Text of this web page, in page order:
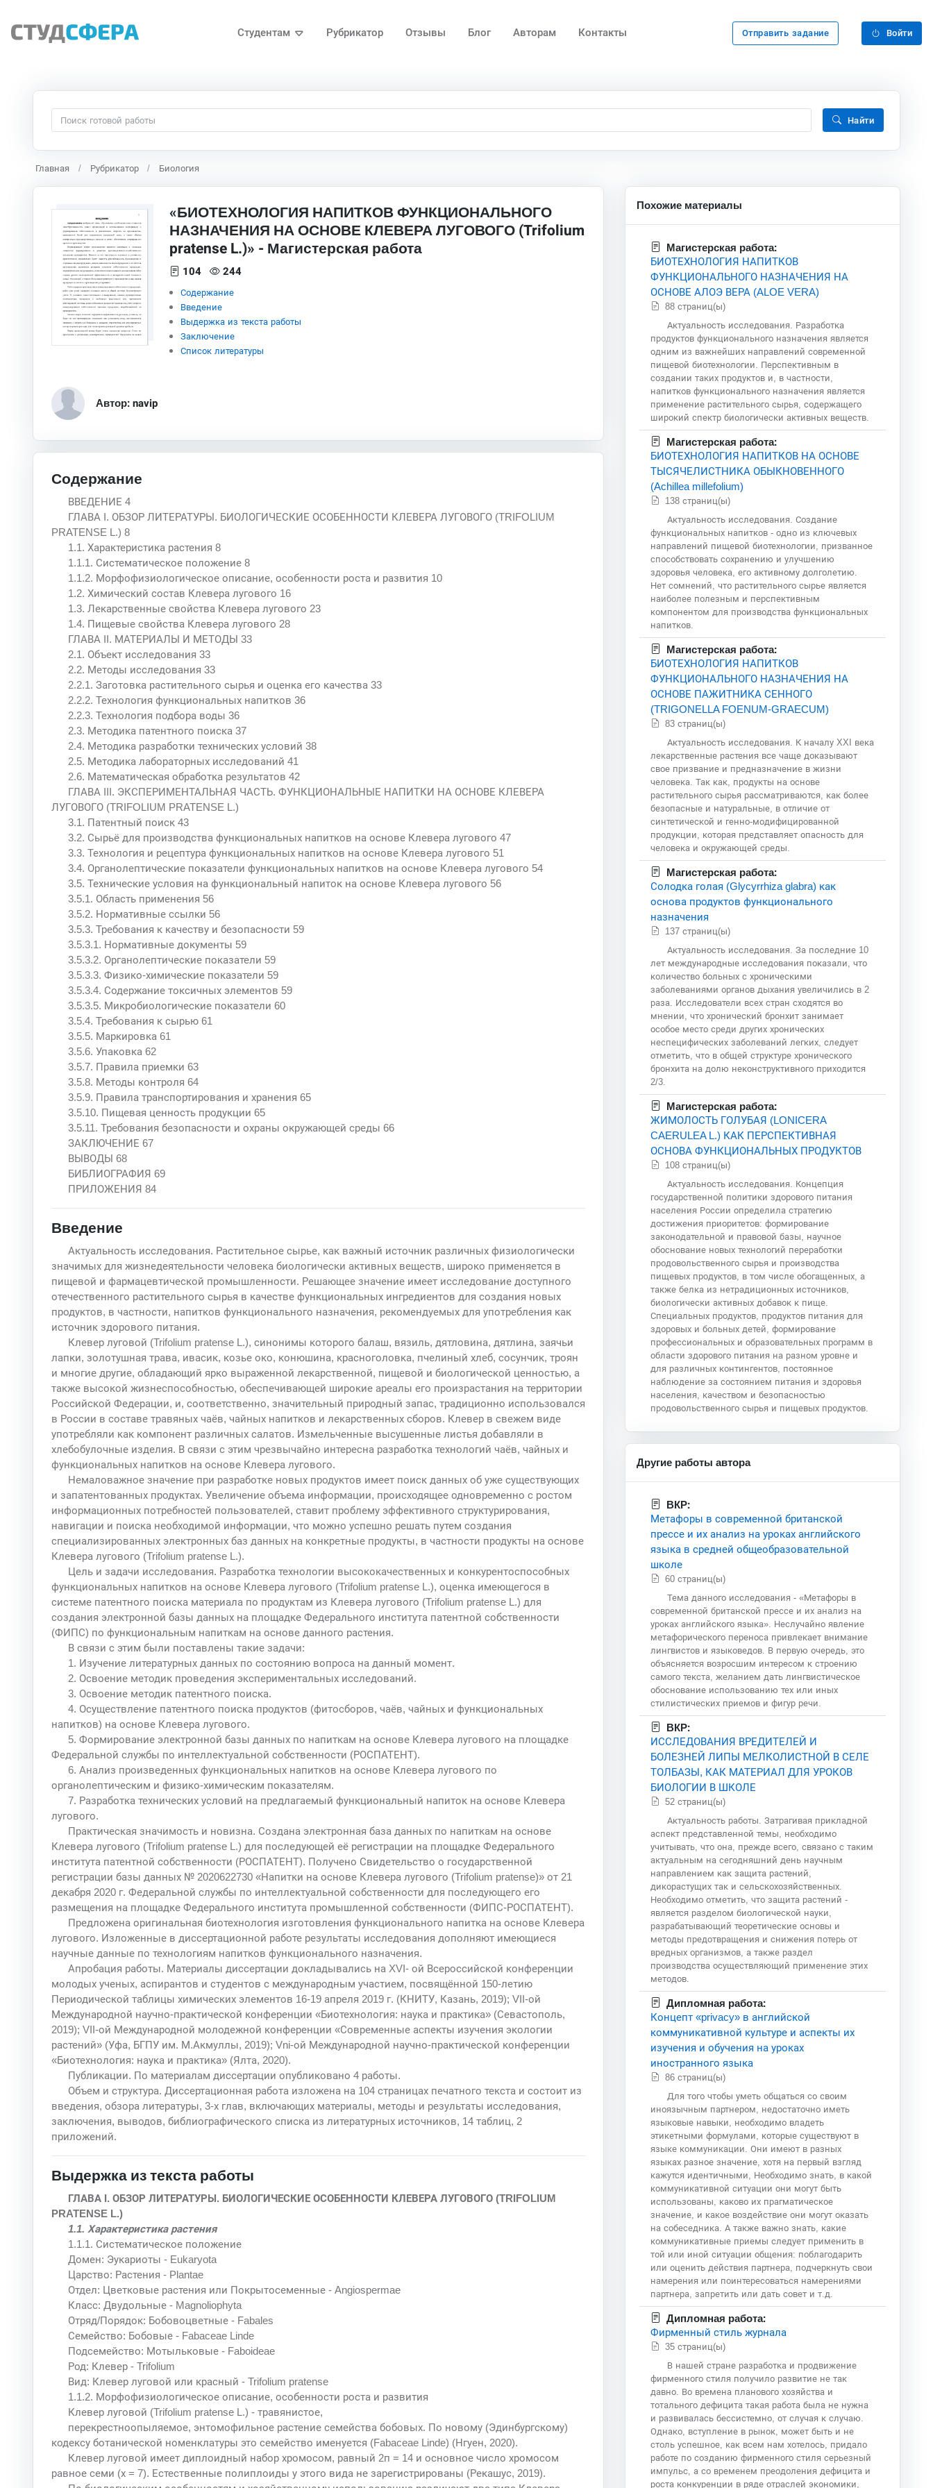
Студентам Рубрикатор Отзывы Блог Авторам Контакты Отправить задание Войти
Найти
Главная Рубрикатор Биология
«БИОТЕХНОЛОГИЯ НАПИТКОВ ФУНКЦИОНАЛЬНОГО
НАЗНАЧЕНИЯ НА ОСНОВЕ КЛЕВЕРА ЛУГОВОГО (Trifolium
pratense L.)» - Магистерская работа
104 244
Содержание
Введение
Выдержка из текста работы
Заключение
Список литературы
Автор: navip
Содержание
ВВЕДЕНИЕ 4
ГЛАВА I. ОБЗОР ЛИТЕРАТУРЫ. БИОЛОГИЧЕСКИЕ ОСОБЕННОСТИ КЛЕВЕРА ЛУГОВОГО (TRIFOLIUM
PRATENSE L.) 8
1.1. Характеристика растения 8
1.1.1. Систематическое положение 8
1.1.2. Морфофизиологическое описание, особенности роста и развития 10
1.2. Химический состав Клевера лугового 16
1.3. Лекарственные свойства Клевера лугового 23
1.4. Пищевые свойства Клевера лугового 28
ГЛАВА II. МАТЕРИАЛЫ И МЕТОДЫ 33
2.1. Объект исследования 33
2.2. Методы исследования 33
2.2.1. Заготовка растительного сырья и оценка его качества 33
2.2.2. Технология функциональных напитков 36
2.2.3. Технология подбора воды 36
2.3. Методика патентного поиска 37
2.4. Методика разработки технических условий 38
2.5. Методика лабораторных исследований 41
2.6. Математическая обработка результатов 42
ГЛАВА III. ЭКСПЕРИМЕНТАЛЬНАЯ ЧАСТЬ. ФУНКЦИОНАЛЬНЫЕ НАПИТКИ НА ОСНОВЕ КЛЕВЕРА
ЛУГОВОГО (TRIFOLIUM PRATENSE L.)
3.1. Патентный поиск 43
3.2. Сырьё для производства функциональных напитков на основе Клевера лугового 47
3.3. Технология и рецептура функциональных напитков на основе Клевера лугового 51
3.4. Органолептические показатели функциональных напитков на основе Клевера лугового 54
3.5. Технические условия на функциональный напиток на основе Клевера лугового 56
3.5.1. Область применения 56
3.5.2. Нормативные ссылки 56
3.5.3. Требования к качеству и безопасности 59
3.5.3.1. Нормативные документы 59
3.5.3.2. Органолептические показатели 59
3.5.3.3. Физико-химические показатели 59
3.5.3.4. Содержание токсичных элементов 59
3.5.3.5. Микробиологические показатели 60
3.5.4. Требования к сырью 61
3.5.5. Маркировка 61
3.5.6. Упаковка 62
3.5.7. Правила приемки 63
3.5.8. Методы контроля 64
3.5.9. Правила транспортирования и хранения 65
3.5.10. Пищевая ценность продукции 65
3.5.11. Требования безопасности и охраны окружающей среды 66
ЗАКЛЮЧЕНИЕ 67
ВЫВОДЫ 68
БИБЛИОГРАФИЯ 69
ПРИЛОЖЕНИЯ 84
Введение
Актуальность исследования. Растительное сырье, как важный источник различных физиологически
значимых для жизнедеятельности человека биологически активных веществ, широко применяется в
пищевой и фармацевтической промышленности. Решающее значение имеет исследование доступного
отечественного растительного сырья в качестве функциональных ингредиентов для создания новых
продуктов, в частности, напитков функционального назначения, рекомендуемых для употребления как
источник здорового питания.
Клевер луговой (Trifolium pratense L.), синонимы которого балаш, вязиль, дятловина, дятлина, заячьи
лапки, золотушная трава, ивасик, козье око, конюшина, красноголовка, пчелиный хлеб, сосунчик, троян
и многие другие, обладающий ярко выраженной лекарственной, пищевой и биологической ценностью, а
также высокой жизнеспособностью, обеспечивающей широкие ареалы его произрастания на территории
Российской Федерации, и, соответственно, значительный природный запас, традиционно использовался
в России в составе травяных чаёв, чайных напитков и лекарственных сборов. Клевер в свежем виде
употребляли как компонент различных салатов. Измельченные высушенные листья добавляли в
хлебобулочные изделия. В связи с этим чрезвычайно интересна разработка технологий чаёв, чайных и
функциональных напитков на основе Клевера лугового.
Немаловажное значение при разработке новых продуктов имеет поиск данных об уже существующих
и запатентованных продуктах. Увеличение объема информации, происходящее одновременно с ростом
информационных потребностей пользователей, ставит проблему эффективного структурирования,
навигации и поиска необходимой информации, что можно успешно решать путем создания
специализированных электронных баз данных на конкретные продукты, в частности продукты на основе
Клевера лугового (Trifolium pratense L.).
Цель и задачи исследования. Разработка технологии высококачественных и конкурентоспособных
функциональных напитков на основе Клевера лугового (Trifolium pratense L.), оценка имеющегося в
системе патентного поиска материала по продуктам из Клевера лугового (Trifolium pratense L.) для
создания электронной базы данных на площадке Федерального института патентной собственности
(ФИПС) по функциональным напиткам на основе данного растения.
В связи с этим были поставлены такие задачи:
1. Изучение литературных данных по состоянию вопроса на данный момент.
2. Освоение методик проведения экспериментальных исследований.
3. Освоение методик патентного поиска.
4. Осуществление патентного поиска продуктов (фитосборов, чаёв, чайных и функциональных
напитков) на основе Клевера лугового.
5. Формирование электронной базы данных по напиткам на основе Клевера лугового на площадке
Федеральной службы по интеллектуальной собственности (РОСПАТЕНТ).
6. Анализ произведенных функциональных напитков на основе Клевера лугового по
органолептическим и физико-химическим показателям.
7. Разработка технических условий на предлагаемый функциональный напиток на основе Клевера
лугового.
Практическая значимость и новизна. Создана электронная база данных по напиткам на основе
Клевера лугового (Trifolium pratense L.) для последующей её регистрации на площадке Федерального
института патентной собственности (РОСПАТЕНТ). Получено Свидетельство о государственной
регистрации базы данных № 2020622730 «Напитки на основе Клевера лугового (Trifolium pratense)» от 21
декабря 2020 г. Федеральной службы по интеллектуальной собственности для последующего его
размещения на площадке Федерального института промышленной собственности (ФИПС-РОСПАТЕНТ).
Предложена оригинальная биотехнология изготовления функционального напитка на основе Клевера
лугового. Изложенные в диссертационной работе результаты исследования дополняют имеющиеся
научные данные по технологиям напитков функционального назначения.
Апробация работы. Материалы диссертации докладывались на XVI- ой Всероссийской конференции
молодых ученых, аспирантов и студентов с международным участием, посвящённой 150-летию
Периодической таблицы химических элементов 16-19 апреля 2019 г. (КНИТУ, Казань, 2019); VII-ой
Международной научно-практической конференции «Биотехнология: наука и практика» (Севастополь,
2019); VII-ой Международной молодежной конференции «Современные аспекты изучения экологии
растений» (Уфа, БГПУ им. М.Акмуллы, 2019); Vni-ой Международной научно-практической конференции
«Биотехнология: наука и практика» (Ялта, 2020).
Публикации. По материалам диссертации опубликовано 4 работы.
Объем и структура. Диссертационная работа изложена на 104 страницах печатного текста и состоит из
введения, обзора литературы, 3-х глав, включающих материалы, методы и результаты исследования,
заключения, выводов, библиографического списка из литературных источников, 14 таблиц, 2
приложений.
Выдержка из текста работы
ГЛАВА I. ОБЗОР ЛИТЕРАТУРЫ. БИОЛОГИЧЕСКИЕ ОСОБЕННОСТИ КЛЕВЕРА ЛУГОВОГО (TRIFOLIUM
PRATENSE L.)
1.1. Характеристика растения
1.1.1. Систематическое положение
Домен: Эукариоты - Eukaryota
Царство: Растения - Plantae
Отдел: Цветковые растения или Покрытосеменные - Angiospermae
Класс: Двудольные - Magnoliophyta
Отряд/Порядок: Бобовоцветные - Fabales
Семейство: Бобовые - Fabaceae Linde
Подсемейство: Мотыльковые - Faboideae
Род: Клевер - Trifolium
Вид: Клевер луговой или красный - Trifolium pratense
1.1.2. Морфофизиологическое описание, особенности роста и развития
Клевер луговой (Trifolium pratense L.) - травянистое,
перекрестноопыляемое, энтомофильное растение семейства бобовых. По новому (Эдинбургскому)
кодексу ботанической номенклатуры это семейство именуется (Fabaceae Linde) (Нгуен, 2020).
Клевер луговой имеет диплоидный набор хромосом, равный 2п = 14 и основное число хромосом
равное семи (х = 7). Естественные полиплоиды у этого вида не зарегистрированы (Рекашус, 2019).
Похожие материалы
Магистерская работа:
БИОТЕХНОЛОГИЯ НАПИТКОВ
ФУНКЦИОНАЛЬНОГО НАЗНАЧЕНИЯ НА
ОСНОВЕ АЛОЭ ВЕРА (ALOE VERA)
88 страниц(ы)
Актуальность исследования. Разработка
продуктов функционального назначения является
одним из важнейших направлений современной
пищевой биотехнологии. Перспективным в
создании таких продуктов и, в частности,
напитков функционального назначения является
применение растительного сырья, содержащего
широкий спектр биологически активных веществ.
Магистерская работа:
БИОТЕХНОЛОГИЯ НАПИТКОВ НА ОСНОВЕ
ТЫСЯЧЕЛИСТНИКА ОБЫКНОВЕННОГО
(Achillea millefolium)
138 страниц(ы)
Актуальность исследования. Создание
функциональных напитков - одно из ключевых
направлений пищевой биотехнологии, призванное
способствовать сохранению и улучшению
здоровья человека, его активному долголетию.
Нет сомнений, что растительного сырье является
наиболее полезным и перспективным
компонентом для производства функциональных
напитков.
Магистерская работа:
БИОТЕХНОЛОГИЯ НАПИТКОВ
ФУНКЦИОНАЛЬНОГО НАЗНАЧЕНИЯ НА
ОСНОВЕ ПАЖИТНИКА СЕННОГО
(TRIGONELLA FOENUM-GRAECUM)
83 страниц(ы)
Актуальность исследования. К началу XXI века
лекарственные растения все чаще доказывают
свое призвание и предназначение в жизни
человека. Так как, продукты на основе
растительного сырья рассматриваются, как более
безопасные и натуральные, в отличие от
синтетической и генно-модифицированной
продукции, которая представляет опасность для
человека и окружающей среды.
Магистерская работа:
Солодка голая (Glycyrrhiza glabra) как
основа продуктов функционального
назначения
137 страниц(ы)
Актуальность исследования. За последние 10
лет международные исследования показали, что
количество больных с хроническими
заболеваниями органов дыхания увеличились в 2
раза. Исследователи всех стран сходятся во
мнении, что хронический бронхит занимает
особое место среди других хронических
неспецифических заболеваний легких, следует
отметить, что в общей структуре хронического
бронхита на долю неконструктивного приходится
2/3.
Магистерская работа:
ЖИМОЛОСТЬ ГОЛУБАЯ (LONICERA
CAERULEA L.) КАК ПЕРСПЕКТИВНАЯ
ОСНОВА ФУНКЦИОНАЛЬНЫХ ПРОДУКТОВ
108 страниц(ы)
Актуальность исследования. Концепция
государственной политики здорового питания
населения России определила стратегию
достижения приоритетов: формирование
законодательной и правовой базы, научное
обоснование новых технологий переработки
продовольственного сырья и производства
пищевых продуктов, в том числе обогащенных, а
также белка из нетрадиционных источников,
биологически активных добавок к пище.
Специальных продуктов, продуктов питания для
здоровых и больных детей, формирование
профессиональных и образовательных программ в
области здорового питания на разном уровне и
для различных контингентов, постоянное
наблюдение за состоянием питания и здоровья
населения, качеством и безопасностью
продовольственного сырья и пищевых продуктов.
Другие работы автора
ВКР:
Метафоры в современной британской
прессе и их анализ на уроках английского
языка в средней общеобразовательной
школе
60 страниц(ы)
Тема данного исследования - «Метафоры в
современной британской прессе и их анализ на
уроках английского языка». Неслучайно явление
метафорического переноса привлекает внимание
лингвистов и языковедов. В первую очередь, это
объясняется возросшим интересом к строению
самого текста, желанием дать лингвистическое
обоснование использованию тех или иных
стилистических приемов и фигур речи.
ВКР:
ИССЛЕДОВАНИЯ ВРЕДИТЕЛЕЙ И
БОЛЕЗНЕЙ ЛИПЫ МЕЛКОЛИСТНОЙ В СЕЛЕ
ТОЛБАЗЫ, КАК МАТЕРИАЛ ДЛЯ УРОКОВ
БИОЛОГИИ В ШКОЛЕ
52 страниц(ы)
Актуальность работы. Затрагивая прикладной
аспект представленной темы, необходимо
учитывать, что она, прежде всего, связано с таким
актуальным на сегодняшний день научным
направлением как защита растений,
дикорастущих так и сельскохозяйственных.
Необходимо отметить, что защита растений -
является разделом биологической науки,
разрабатывающий теоретические основы и
методы предотвращения и снижения потерь от
вредных организмов, а также раздел
производства осуществляющий применение этих
методов.
Дипломная работа:
Концепт «privacy» в английской
коммуникативной культуре и аспекты их
изучения и обучения на уроках
иностранного языка
86 страниц(ы)
Для того чтобы уметь общаться со своим
иноязычным партнером, недостаточно иметь
языковые навыки, необходимо владеть
этикетными формулами, которые существуют в
языке коммуникации. Они имеют в разных
языках разное значение, хотя на первый взгляд
кажутся идентичными, Необходимо знать, в какой
коммуникативной ситуации они могут быть
использованы, каково их прагматическое
значение, и какое воздействие они могут оказать
на собеседника. А также важно знать, какие
коммуникативные приемы следует применить в
той или иной ситуации общения: поблагодарить
или оценить действия партнера, подчеркнуть свои
намерения или поинтересоваться намерениями
партнера, запретить или дать совет и т.д.
Дипломная работа:
Фирменный стиль журнала
35 страниц(ы)
В нашей стране разработка и продвижение
фирменного стиля получило развитие не так
давно. Во времена планового хозяйства и
тотального дефицита такая работа была не нужна
и развивалась бессистемно, от случая к случаю.
Однако, вступление в рынок, может быть и не
столь успешное, как всем нам хотелось, придало
работе по созданию фирменного стиля серьезный
импульс, а со временем преодоления дефицита и
роста конкуренции в ряде отраслей экономики,